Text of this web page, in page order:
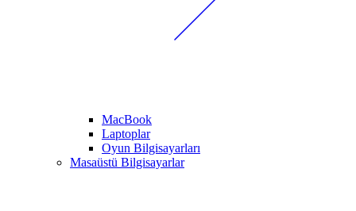
MacBook
Laptoplar
Oyun Bilgisayarları
Masaüstü Bilgisayarlar